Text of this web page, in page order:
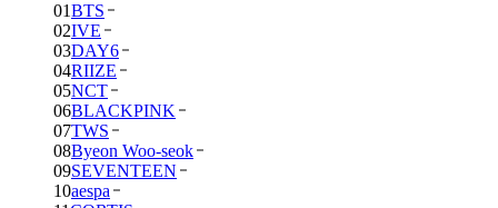
01BTS
02IVE
03DAY6
04RIIZE
05NCT
06BLACKPINK
07TWS
08Byeon Woo-seok
09SEVENTEEN
10aespa